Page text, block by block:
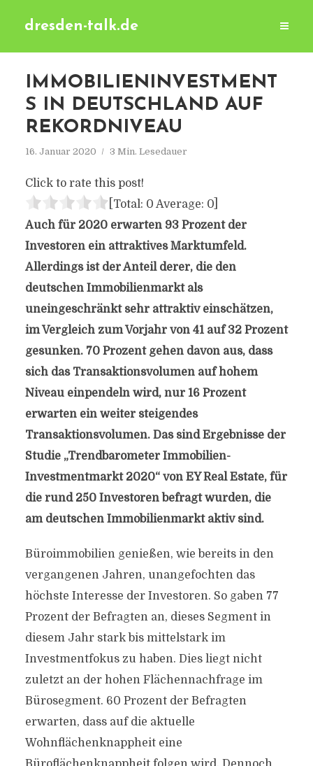
dresden-talk.de
IMMOBILIENINVESTMENT
S IN DEUTSCHLAND AUF
REKORDNIVEAU
16. Januar 2020 3 Min. Lesedauer
Click to rate this post!
[Total: 0 Average: 0]
Auch für 2020 erwarten 93 Prozent der
Investoren ein attraktives Marktumfeld.
Allerdings ist der Anteil derer, die den
deutschen Immobilienmarkt als
uneingeschränkt sehr attraktiv einschätzen,
im Vergleich zum Vorjahr von 41 auf 32 Prozent
gesunken. 70 Prozent gehen davon aus, dass
sich das Transaktionsvolumen auf hohem
Niveau einpendeln wird, nur 16 Prozent
erwarten ein weiter steigendes
Transaktionsvolumen. Das sind Ergebnisse der
Studie „Trendbarometer Immobilien-
Investmentmarkt 2020“ von EY Real Estate, für
die rund 250 Investoren befragt wurden, die
am deutschen Immobilienmarkt aktiv sind.
Büroimmobilien genießen, wie bereits in den
vergangenen Jahren, unangefochten das
höchste Interesse der Investoren. So gaben 77
Prozent der Befragten an, dieses Segment in
diesem Jahr stark bis mittelstark im
Investmentfokus zu haben. Dies liegt nicht
zuletzt an der hohen Flächennachfrage im
Bürosegment. 60 Prozent der Befragten
erwarten, dass auf die aktuelle
Wohnflächenknappheit eine